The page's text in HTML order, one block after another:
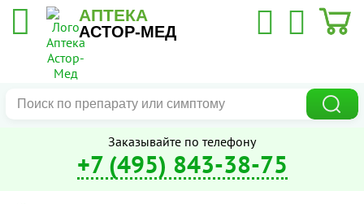
АПТЕКА
АСТОР-МЕД
Заказывайте по телефону
+7 (495) 843-38-75